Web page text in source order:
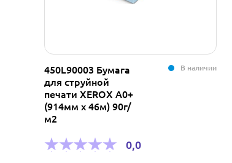
450L90003 Бумага
для струйной
печати XEROX A0+
(914мм х 46м) 90г/
м2
В наличии
0,0